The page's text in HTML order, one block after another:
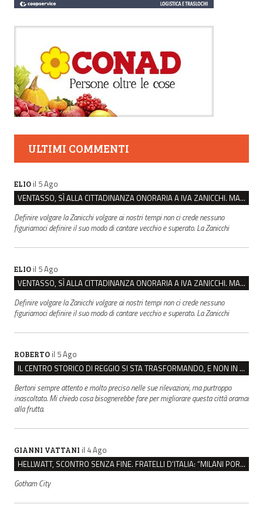
ULTIMI COMMENTI
ELIO il 5 Ago
VENTASSO, SÌ ALLA CITTADINANZA ONORARIA A IVA ZANICCHI. MA BARGIACCHI: “È DI PESSIMO GUSTO”
Definire volgare la Zanicchi volgare ai nostri tempi non ci crede nessuno
figuriamoci definire il suo modo di cantare vecchio e superato. La Zanicchi
ELIO il 5 Ago
VENTASSO, SÌ ALLA CITTADINANZA ONORARIA A IVA ZANICCHI. MA BARGIACCHI: “È DI PESSIMO GUSTO”
Definire volgare la Zanicchi volgare ai nostri tempi non ci crede nessuno
figuriamoci definire il suo modo di cantare vecchio e superato. La Zanicchi
ROBERTO il 5 Ago
IL CENTRO STORICO DI REGGIO SI STA TRASFORMANDO, E NON IN MEGLIO
Bertoni sempre attento e molto preciso nelle sue rilevazioni, ma purtroppo
inascoltato. Mi chiedo cosa bisognerebbe fare per migliorare questa città oramai
alla frutta.
GIANNI VATTANI il 4 Ago
HELLWATT, SCONTRO SENZA FINE. FRATELLI D’ITALIA: “MILANI PORTA DOCUMENTI, DE FRANCO INSULTI”
Gotham City